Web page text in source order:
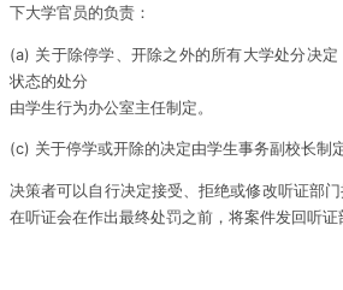
下大学官员的负责：
(a) 关于除停学、开除之外的所有大学处分决
状态的处分
由学生行为办公室主任制定。
(c) 关于停学或开除的决定由学生事务副校长制定
决策者可以自行决定接受、拒绝或修改听证部
在听证会在作出最终处罚之前，将案件发回听证